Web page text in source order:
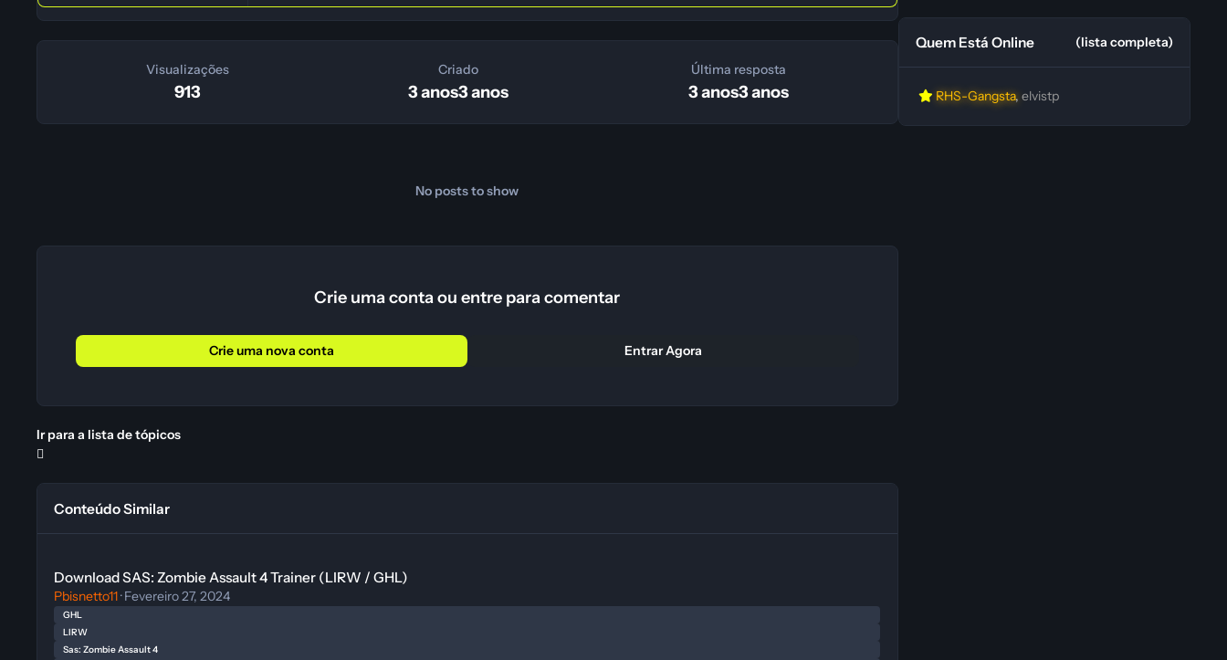
Visualizações
913
Criado
3 anos3 anos
Última resposta
3 anos3 anos
No posts to show
Crie uma conta ou entre para comentar
Crie uma nova conta Entrar Agora
Ir para a lista de tópicos
Conteúdo Similar
Download SAS: Zombie Assault 4 Trainer (LIRW / GHL)
Pbisnetto11·Fevereiro 27, 2024
GHL
LIRW
Sas: Zombie Assault 4
Quem Está Online (lista completa)
RHS-Gangsta elvistp